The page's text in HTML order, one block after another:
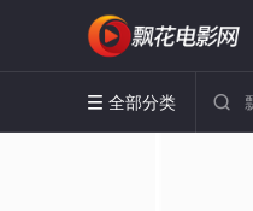
 全部分类 